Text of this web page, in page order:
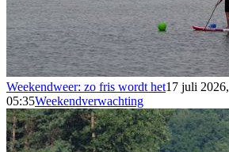
Weekendweer: zo fris wordt het17 juli 2026,
05:35Weekendverwachting